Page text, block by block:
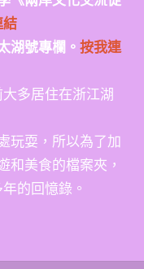
湖號專欄。 按我連
多居住在浙江湖
玩耍，所以為了加
和美食的檔案夾，
的回憶錄。